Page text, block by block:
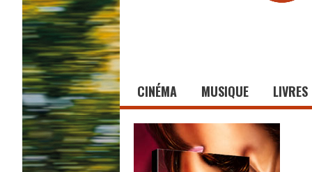
CINÉMA MUSIQUE LIVRES